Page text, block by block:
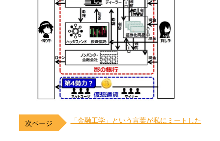
「金融工学」という言葉が私にミートした